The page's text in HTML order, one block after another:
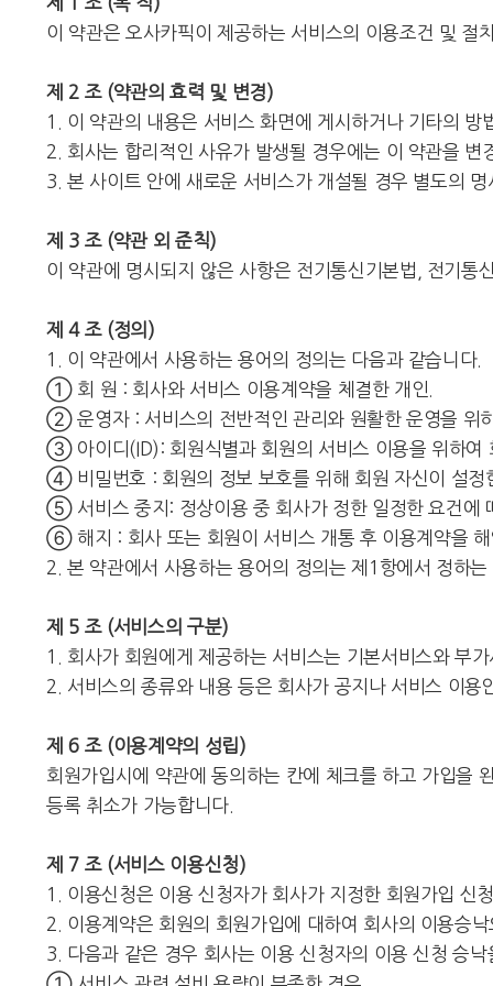
이 약관은 오사카픽이 제공하는 서비스의 이용조건 및 절
제 2 조 (약관의 효력 및 변경)
1. 이 약관의 내용은 서비스 화면에 게시하거나 기타의
2. 회사는 합리적인 사유가 발생될 경우에는 이 약관을
3. 본 사이트 안에 새로운 서비스가 개설될 경우 별도의
제 3 조 (약관 외 준칙)
이 약관에 명시되지 않은 사항은 전기통신기본법, 전기통
제 4 조 (정의)
1. 이 약관에서 사용하는 용어의 정의는 다음과 같습니다.
① 회 원 : 회사와 서비스 이용계약을 체결한 개인.
② 운영자 : 서비스의 전반적인 관리와 원활한 운영을 위
③ 아이디(ID): 회원식별과 회원의 서비스 이용을 위하여
④ 비밀번호 : 회원의 정보 보호를 위해 회원 자신이 설정
⑤ 서비스 중지: 정상이용 중 회사가 정한 일정한 요건에
⑥ 해지 : 회사 또는 회원이 서비스 개통 후 이용계약을 해
2. 본 약관에서 사용하는 용어의 정의는 제1항에서 정하
제 5 조 (서비스의 구분)
1. 회사가 회원에게 제공하는 서비스는 기본서비스와 부
2. 서비스의 종류와 내용 등은 회사가 공지나 서비스 이용
제 6 조 (이용계약의 성립)
회원가입시에 약관에 동의하는 칸에 체크를 하고 가입을
등록 취소가 가능합니다.
제 7 조 (서비스 이용신청)
1. 이용신청은 이용 신청자가 회사가 지정한 회원가입 신
2. 이용계약은 회원의 회원가입에 대하여 회사의 이용승
3. 다음과 같은 경우 회사는 이용 신청자의 이용 신청 승